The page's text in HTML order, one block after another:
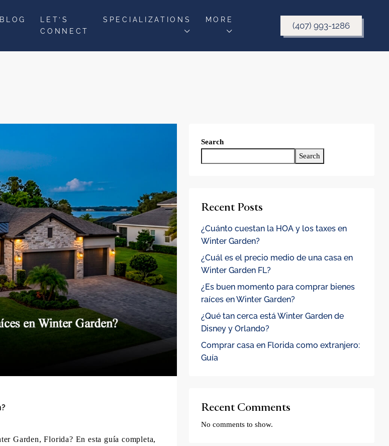
BLOG
LET’S
CONNECT
SPECIALIZATIONS MORE
(407) 993-1286
Garden, Florida? En esta guía completa,
Search
Search
Recent Posts
¿Cuánto cuestan la HOA y los taxes en
Winter Garden?
¿Cuál es el precio medio de una casa en
Winter Garden FL?
¿Es buen momento para comprar bienes
raíces en Winter Garden?
¿Qué tan cerca está Winter Garden de
Disney y Orlando?
Comprar casa en Florida como extranjero:
Guía
Recent Comments
No comments to show.